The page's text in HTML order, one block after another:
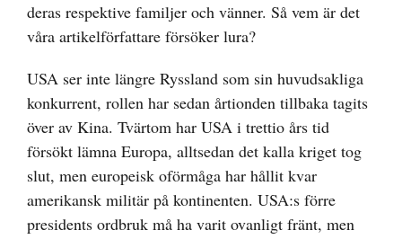
deras respektive familjer och vänner. Så vem är det
våra artikelförfattare försöker lura?
USA ser inte längre Ryssland som sin huvudsakliga
konkurrent, rollen har sedan årtionden tillbaka tagits
över av Kina. Tvärtom har USA i trettio års tid
försökt lämna Europa, alltsedan det kalla kriget tog
slut, men europeisk oförmåga har hållit kvar
amerikansk militär på kontinenten. USA:s förre
presidents ordbruk må ha varit ovanligt fränt, men